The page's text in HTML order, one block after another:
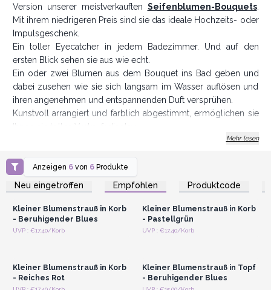
Version unserer meistverkauften Seifenblumen-Bouquets.
Mit ihrem niedrigeren Preis sind sie das ideale Hochzeits- oder
Impulsgeschenk.
Ein toller Eyecatcher in jedem Badezimmer. Und auf den
ersten Blick sehen sie aus wie echt.
Ein oder zwei Blumen aus dem Bouquet ins Bad geben und
dabei zusehen wie sie sich langsam im Wasser auflösen und
ihren angenehmen und entspannenden Duft versprühen.
Kunstvoll arrangiert und farblich abgestimmt, ermöglichen sie
Ihnen ein tolles Verkaufsdisplay.
Mehr lesen
Anzeigen 6 von 6 Produkte
Neu eingetroffen Empfohlen Produktcode
Anmelden oder
Registrieren für
Großhandelspreise
Kleiner Blumenstrauß in Korb
- Beruhigender Blues
UVP : €17.40/Korb
Registrieren für
Großhandelspreise
Kleiner Blumenstrauß in Korb
- Pastellgrün
UVP : €17.40/Korb
Anmelden oder
Kleiner Blumenstrauß in Korb
- Reiches Rot
Anmelden oder
Kleiner Blumenstrauß in Topf
- Beruhigender Blues